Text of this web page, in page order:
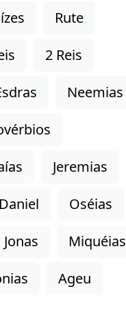
Rute
2 Reis
Neemias
Jeremias
Daniel
Oséias
Jonas
Miquéias
Ageu